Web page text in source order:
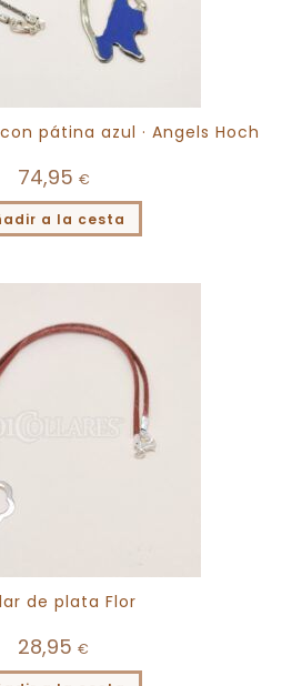
pátina azul · Angels Hoch
74,95 €
a la cesta
de plata Flor
28,95 €